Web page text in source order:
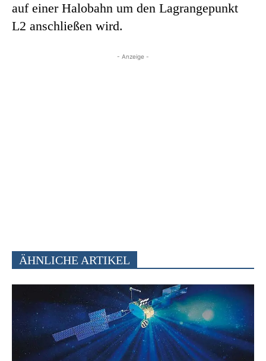
auf einer Halobahn um den Lagrangepunkt
L2 anschließen wird.
- Anzeige -
ÄHNLICHE ARTIKEL